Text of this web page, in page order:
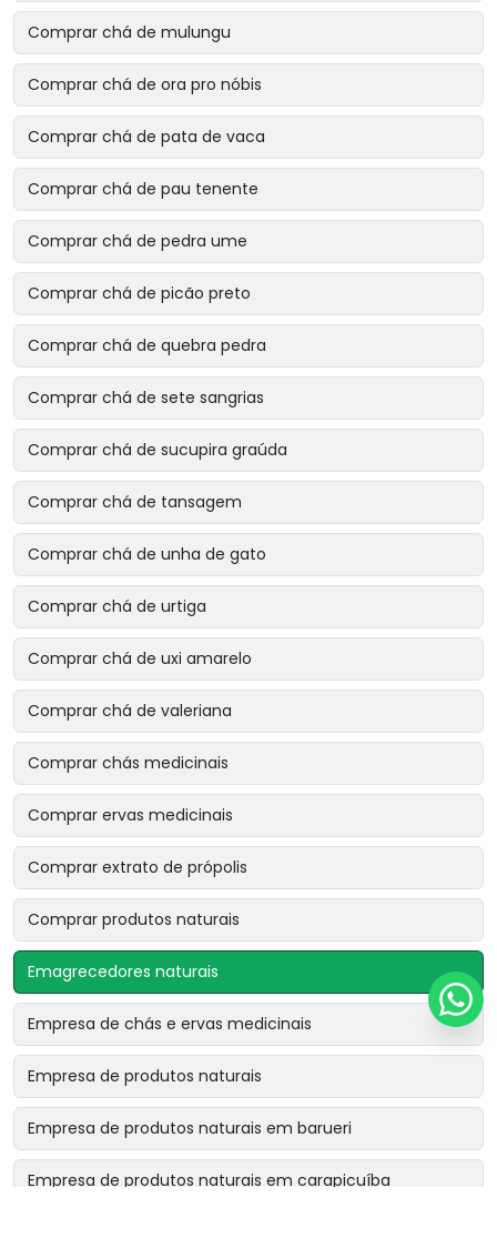
Comprar chá de mulungu
Comprar chá de ora pro nóbis
Comprar chá de pata de vaca
Comprar chá de pau tenente
Comprar chá de pedra ume
Comprar chá de picão preto
Comprar chá de quebra pedra
Comprar chá de sete sangrias
Comprar chá de sucupira graúda
Comprar chá de tansagem
Comprar chá de unha de gato
Comprar chá de urtiga
Comprar chá de uxi amarelo
Comprar chá de valeriana
Comprar chás medicinais
Comprar ervas medicinais
Comprar extrato de própolis
Comprar produtos naturais
Emagrecedores naturais
Empresa de chás e ervas medicinais
Empresa de produtos naturais
Empresa de produtos naturais em barueri
Empresa de produtos naturais em carapicuíba